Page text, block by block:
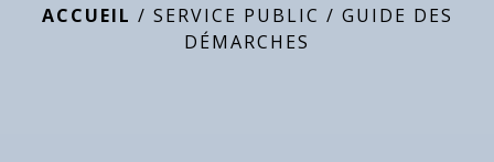
ACCUEIL / SERVICE PUBLIC / GUIDE DES
DÉMARCHES